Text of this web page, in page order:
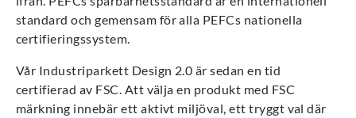
standard och gemensam för alla PEFCs nationella
certifieringssystem.
Vår Industriparkett Design 2.0 är sedan en tid
certifierad av FSC. Att välja en produkt med FSC
märkning innebär ett aktivt miljöval, ett tryggt val där